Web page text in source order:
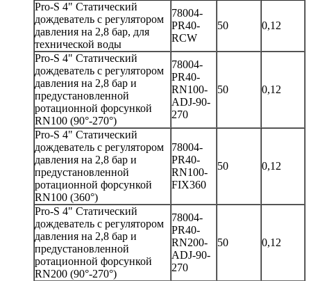
Pro-S 4" Статический
дождеватель с регулятором
давления на 2,8 бар, для
технической воды
78004-
PR40-
RCW
50 0,12
Pro-S 4" Статический
дождеватель с регулятором
давления на 2,8 бар и
предустановленной
ротационной форсункой
RN100 (90°-270°)
78004-
PR40-
RN100-
ADJ-90-
270
50 0,12
Pro-S 4" Статический
дождеватель с регулятором
давления на 2,8 бар и
предустановленной
ротационной форсункой
RN100 (360°)
78004-
PR40-
RN100-
FIX360
50 0,12
Pro-S 4" Статический
дождеватель с регулятором
давления на 2,8 бар и
предустановленной
ротационной форсункой
RN200 (90°-270°)
78004-
PR40-
RN200-
ADJ-90-
270
50 0,12